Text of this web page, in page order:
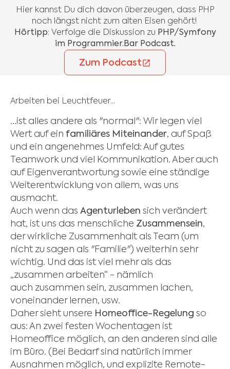
Hier kannst Du dich davon überzeugen, dass PHP
noch längst nicht zum alten Eisen gehört!
Hörtipp: Verfolge die Diskussion zu PHP/Symfony
im Programmier.Bar Podcast.
Zum Podcast
Arbeiten bei Leuchtfeuer...
...ist alles andere als "normal": Wir legen viel
Wert auf ein familiäres Miteinander, auf Spaß
und ein angenehmes Umfeld: Auf gutes
Teamwork und viel Kommunikation. Aber auch
auf Eigenverantwortung sowie eine ständige
Weiterentwicklung von allem, was uns
ausmacht.
Auch wenn das Agenturleben sich verändert
hat, ist uns das menschliche Zusammensein,
der wirkliche Zusammenhalt als Team (um
nicht zu sagen als "Familie") weiterhin sehr
wichtig. Und das ist viel mehr als das
„zusammen arbeiten“ - nämlich
auch zusammen sein, zusammen lachen,
voneinander lernen, usw.
Daher sieht unsere Homeoffice-Regelung so
aus: An zwei festen Wochentagen ist
Homeoffice möglich, an den anderen sind alle
im Büro. (Bei Bedarf sind natürlich immer
Ausnahmen möglich, und explizite Remote-